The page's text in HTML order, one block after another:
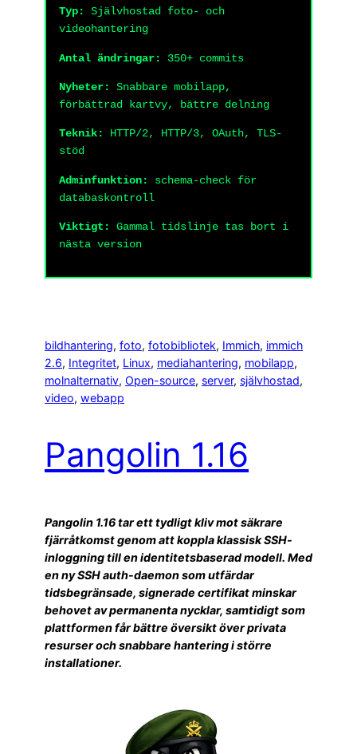
Typ:
Självhostad foto- och
videohantering
Antal ändringar: 350+ commits
Nyheter:
Snabbare mobilapp,
förbättrad kartvy, bättre delning
Teknik:
HTTP/2, HTTP/3, OAuth, TLS-
stöd
Adminfunktion:
schema-check för
databaskontroll
Viktigt:
Gammal tidslinje tas bort i
nästa version
bildhantering, foto, fotobibliotek, Immich, immich
2.6, Integritet, Linux, mediahantering, mobilapp
molnalternativ, Open-source, server, självhostad
video, webapp
Pangolin 1.16
Pangolin 1.16 tar ett tydligt kliv mot säkrare
fjärråtkomst genom att koppla klassisk SSH-
inloggning till en identitetsbaserad modell. Med
en ny SSH auth-daemon som utfärdar
tidsbegränsade, signerade certifikat minskar
behovet av permanenta nycklar, samtidigt som
plattformen får bättre översikt över privata
resurser och snabbare hantering i större
installationer.